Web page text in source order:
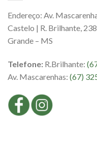
Endereço: Av.
Castelo | R. Brilhante,
Grande – MS
Telefone: R.Brilhante:
Av. Mascarenhas: (67)